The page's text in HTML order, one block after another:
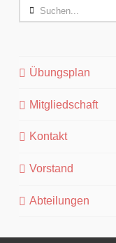
Search
Übungsplan
Mitgliedschaft
Kontakt
Vorstand
Abteilungen